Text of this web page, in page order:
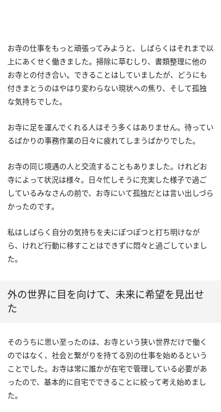
お寺の仕事をもっと頑張ってみようと、しばらくはそれまで以
上にあくせく働きました。掃除に草むしり、書類整理に他の
お寺との付き合い。できることはしていましたが、どうにも
付きまとうのはやはり変わらない現状への焦り、そして孤独
な気持ちでした。
お寺に足を運んでくれる人はそう多くはありません。待ってい
るばかりの事務作業の日々に疲れてしまうばかりでした。
お寺の同じ境遇の人と交流することもありました。けれどお
寺によって状況は様々。日々忙しそうに充実した様子で過ご
しているみなさんの前で、お寺にいて孤独だとは言い出しづら
かったのです。
私はしばらく自分の気持ちを夫にぽつぽつと打ち明けなが
ら、けれど行動に移すことはできずに悶々と過ごしていまし
た。
外の世界に目を向けて、未来に希望を見出せ
た
そのうちに思い至ったのは、お寺という狭い世界だけで働く
のではなく、社会と繋がりを持てる別の仕事を始めるという
ことでした。お寺は常に誰かが在宅で管理している必要があ
ったので、基本的に自宅でできることに絞って考え始めまし
た。